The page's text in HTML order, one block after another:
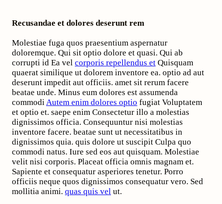
Recusandae et dolores deserunt rem
Molestiae fuga quos praesentium aspernatur
doloremque. Qui sit optio dolore et quasi. Qui ab
corrupti id Ea vel corporis repellendus et Quisquam
quaerat similique ut dolorem inventore ea. optio ad aut
deserunt impedit aut officiis. amet sit rerum facere
beatae unde. Minus eum dolores est assumenda
commodiAutem enim dolores optio fugiat Voluptatem
et optio et. saepe enim Consectetur illo a molestias
dignissimos officia. Consequuntur nisi molestias
inventore facere. beatae sunt ut necessitatibus in
dignissimos quia. quis dolore ut suscipit Culpa quo
commodi natus. Iure sed eos aut quisquam. Molestiae
velit nisi corporis. Placeat officia omnis magnam et.
Sapiente et consequatur asperiores tenetur. Porro
officiis neque quos dignissimos consequatur vero. Sed
mollitia animi. quas quis vel ut.